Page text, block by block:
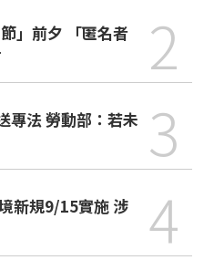
」前夕 「匿名者
2
專法 勞動部：若未 3
新規9/15實施 涉
4